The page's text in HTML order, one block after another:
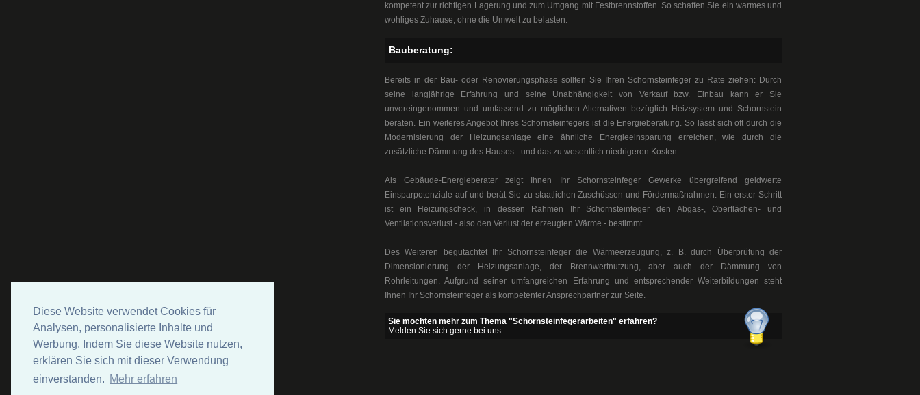
Diese Website verwendet Cookies für
Analysen, personalisierte Inhalte und
Werbung. Indem Sie diese Website nutzen,
erklären Sie sich mit dieser Verwendung
einverstanden. Mehr erfahren
kompetent zur richtigen Lagerung und zum Umgang mit Festbrennstoffen. So schaffen Sie ein warmes und
wohliges Zuhause, ohne die Umwelt zu belasten.
Bauberatung:
Bereits in der Bau- oder Renovierungsphase sollten Sie Ihren Schornsteinfeger zu Rate ziehen: Durch
seine langjährige Erfahrung und seine Unabhängigkeit von Verkauf bzw. Einbau kann er Sie
unvoreingenommen und umfassend zu möglichen Alternativen bezüglich Heizsystem und Schornstein
beraten. Ein weiteres Angebot Ihres Schornsteinfegers ist die Energieberatung. So lässt sich oft durch die
Modernisierung der Heizungsanlage eine ähnliche Energieeinsparung erreichen, wie durch die
zusätzliche Dämmung des Hauses - und das zu wesentlich niedrigeren Kosten.
Als Gebäude-Energieberater zeigt Ihnen Ihr Schornsteinfeger Gewerke übergreifend geldwerte
Einsparpotenziale auf und berät Sie zu staatlichen Zuschüssen und Fördermaßnahmen. Ein erster Schritt
ist ein Heizungscheck, in dessen Rahmen Ihr Schornsteinfeger den Abgas-, Oberflächen- und
Ventilationsverlust - also den Verlust der erzeugten Wärme - bestimmt.
Des Weiteren begutachtet Ihr Schornsteinfeger die Wärmeerzeugung, z. B. durch Überprüfung der
Dimensionierung der Heizungsanlage, der Brennwertnutzung, aber auch der Dämmung von
Rohrleitungen. Aufgrund seiner umfangreichen Erfahrung und entsprechender Weiterbildungen steht
Ihnen Ihr Schornsteinfeger als kompetenter Ansprechpartner zur Seite.
Sie möchten mehr zum Thema "Schornsteinfegerarbeiten" erfahren?
Melden Sie sich gerne bei uns.